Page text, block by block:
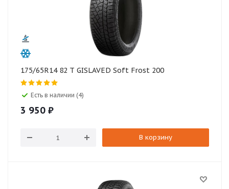
175/65R14 82 T GISLAVED Soft Frost 200
Есть в наличии (4)
3 950 ₽
В корзину